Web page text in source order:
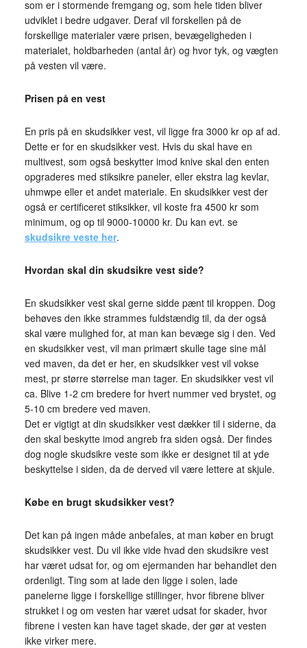
som er i stormende fremgang og, som hele tiden bliver
udviklet i bedre udgaver. Deraf vil forskellen på de
forskellige materialer være prisen, bevægeligheden i
materialet, holdbarheden (antal år) og hvor tyk, og vægten
på vesten vil være.
Prisen på en vest
En pris på en skudsikker vest, vil ligge fra 3000 kr op af ad.
Dette er for en skudsikker vest. Hvis du skal have en
multivest, som også beskytter imod knive skal den enten
opgraderes med stiksikre paneler, eller ekstra lag kevlar,
uhmwpe eller et andet materiale. En skudsikker vest der
også er certificeret stiksikker, vil koste fra 4500 kr som
minimum, og op til 9000-10000 kr. Du kan evt. se
skudsikre veste her.
Hvordan skal din skudsikre vest side?
En skudsikker vest skal gerne sidde pænt til kroppen. Dog
behøves den ikke strammes fuldstændig til, da der også
skal være mulighed for, at man kan bevæge sig i den. Ved
en skudsikker vest, vil man primært skulle tage sine mål
ved maven, da det er her, en skudsikker vest vil vokse
mest, pr større størrelse man tager. En skudsikker vest vil
ca. Blive 1-2 cm bredere for hvert nummer ved brystet, og
5-10 cm bredere ved maven.
Det er vigtigt at din skudsikker vest dækker til i siderne, da
den skal beskytte imod angreb fra siden også. Der findes
dog nogle skudsikre veste som ikke er designet til at yde
beskyttelse i siden, da de derved vil være lettere at skjule.
Købe en brugt skudsikker vest?
Det kan på ingen måde anbefales, at man køber en brugt
skudsikker vest. Du vil ikke vide hvad den skudsikre vest
har været udsat for, og om ejermanden har behandlet den
ordenligt. Ting som at lade den ligge i solen, lade
panelerne ligge i forskellige stillinger, hvor fibrene bliver
strukket i og om vesten har været udsat for skader, hvor
fibrene i vesten kan have taget skade, der gør at vesten
ikke virker mere.